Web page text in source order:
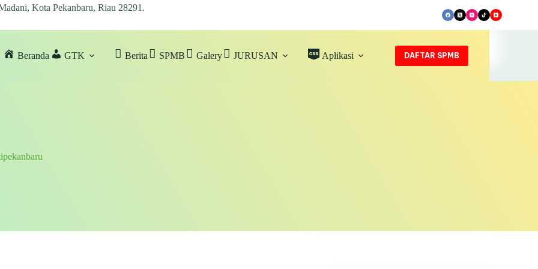
Kota Pekanbaru, Riau 28291 .
Beranda GTK Berita SPMB Galery JURUSAN Aplikasi DAFTAR SPMB